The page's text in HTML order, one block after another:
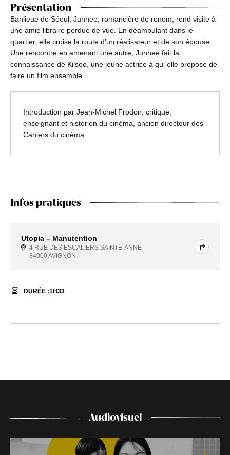
Présentation
Banlieue de Séoul. Junhee, romancière de renom, rend visite à
une amie libraire perdue de vue. En déambulant dans le
quartier, elle croise la route d’un réalisateur et de son épouse.
Une rencontre en amenant une autre, Junhee fait la
connaissance de Kilsoo, une jeune actrice à qui elle propose de
faire un film ensemble.
Introduction par Jean-Michel Frodon, critique,
enseignant et historien du cinéma, ancien directeur des
Cahiers du cinéma.
Infos pratiques
Utopia – Manutention
4 RUE DES ESCALIERS SAINTE-ANNE
84000 AVIGNON
DURÉE :1H33
Audiovisuel